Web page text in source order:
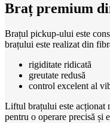
Braț premium
Brațul pickup-ului este
brațului este realizat din
rigiditate ridicată
greutate redusă
control excelent al
Liftul brațului este acționat
pentru o operare precisă și